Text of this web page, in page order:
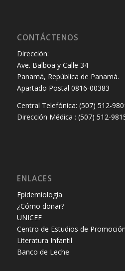
CONTÁCTENOS
Dirección:
Ave. Balboa y Calle 34
Panamá, República de Panamá.
Apartado Postal 0816-00383
Central Telefónica: (507) 512-
Dirección Médica : (507) 512-
ENLACES
Epidemiología
¿Cómo donar?
UNICEF
Centro de Estudios de
Literatura Infantil
Banco de Leche